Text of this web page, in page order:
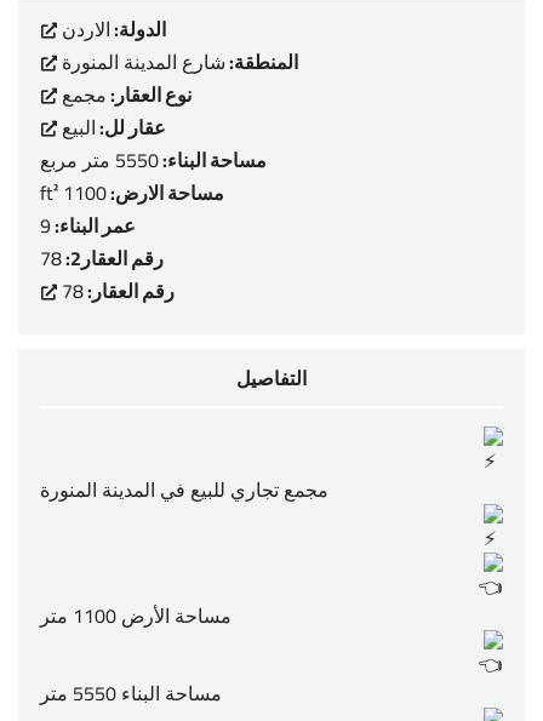
الدولة:الاردن
المنطقة:شارع المدينة المنورة
نوع العقار:مجمع
عقار لل:البيع
مساحة البناء:5550 متر مربع
مساحة الارض:1100 ft²
عمر البناء:9
رقم العقار2: 78
رقم العقار:78
التفاصيل
مجمع تجاري للبيع في المدينة المنورة
مساحة الأرض 1100 متر
مساحة البناء 5550 متر